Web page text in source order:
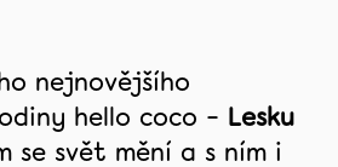
nejnovějšího
hello coco – Lesku
se svět mění a s ním i